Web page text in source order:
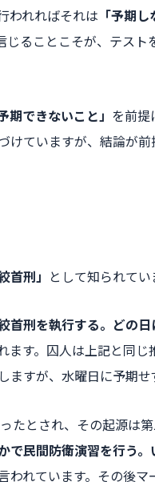
われればそれは 「予期し
じることこそが、テスト
期できないこと」 を前提
けていますが、結論が
首刑」 として知られてい
首刑を執行する。どの
ます。囚人は上記と同じ
ますが、水曜日に予期せ
たとされ、その起源は
で民間防衛演習を行う
われています。その後マ